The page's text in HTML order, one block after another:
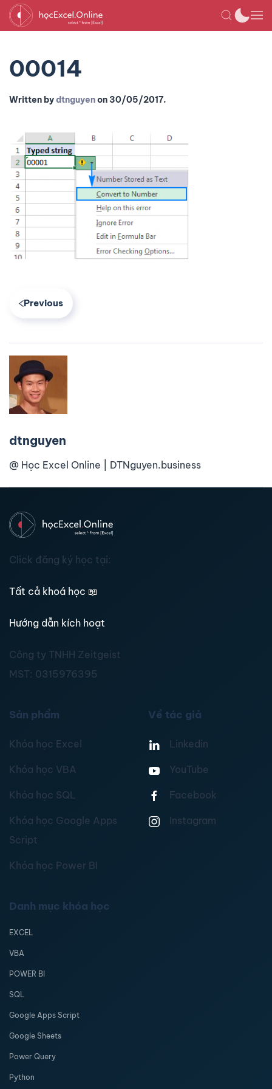
00014
Written bydtnguyenon 30/05/2017.
Previous
dtnguyen
@ Học Excel Online | DTNguyen.business
Click đăng ký học tại:
Tất cả khoá học 📖
Hướng dẫn kích hoạt
Công ty TNHH Zeitgeist
MST: 0315976395
Sản phẩm
Khóa học Excel
Khóa học VBA
Khóa học SQL
Khóa học Google Apps
Script
Khóa học Power BI
Về tác giả
Linkedin
YouTube
Facebook
Instagram
Danh mục khóa học
EXCEL
VBA
POWER BI
SQL
Google Apps Script
Google Sheets
Power Query
Python